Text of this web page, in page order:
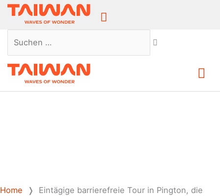
Above
Suchen …
Home ❭ Eintägige barrierefreie Tour in Pington, die